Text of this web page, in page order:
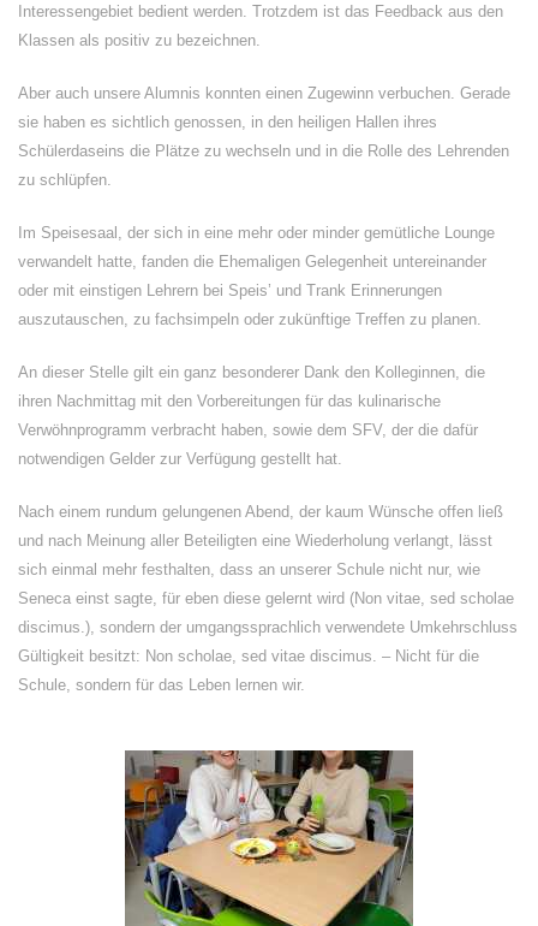
Interessengebiet bedient werden. Trotzdem ist das Feedback aus den
Klassen als positiv zu bezeichnen.
Aber auch unsere Alumnis konnten einen Zugewinn verbuchen. Gerade
sie haben es sichtlich genossen, in den heiligen Hallen ihres
Schülerdaseins die Plätze zu wechseln und in die Rolle des Lehrenden
zu schlüpfen.
Im Speisesaal, der sich in eine mehr oder minder gemütliche Lounge
verwandelt hatte, fanden die Ehemaligen Gelegenheit untereinander
oder mit einstigen Lehrern bei Speis’ und Trank Erinnerungen
auszutauschen, zu fachsimpeln oder zukünftige Treffen zu planen.
An dieser Stelle gilt ein ganz besonderer Dank den Kolleginnen, die
ihren Nachmittag mit den Vorbereitungen für das kulinarische
Verwöhnprogramm verbracht haben, sowie dem SFV, der die dafür
notwendigen Gelder zur Verfügung gestellt hat.
Nach einem rundum gelungenen Abend, der kaum Wünsche offen ließ
und nach Meinung aller Beteiligten eine Wiederholung verlangt, lässt
sich einmal mehr festhalten, dass an unserer Schule nicht nur, wie
Seneca einst sagte, für eben diese gelernt wird (Non vitae, sed scholae
discimus.), sondern der umgangssprachlich verwendete Umkehrschluss
Gültigkeit besitzt: Non scholae, sed vitae discimus. – Nicht für die
Schule, sondern für das Leben lernen wir.